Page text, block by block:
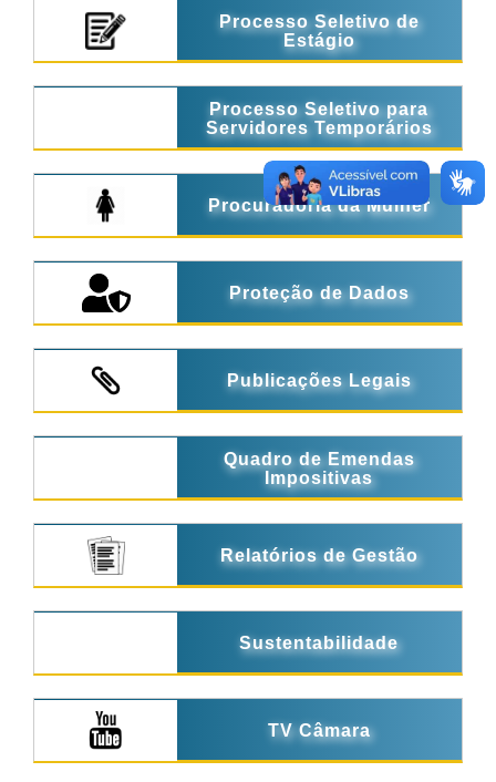
Processo Seletivo de
Estágio
Processo Seletivo para
Servidores Temporários
Procuradoria da Mulher
Proteção de Dados
Publicações Legais
Quadro de Emendas
Impositivas
Relatórios de Gestão
Sustentabilidade
TV Câmara